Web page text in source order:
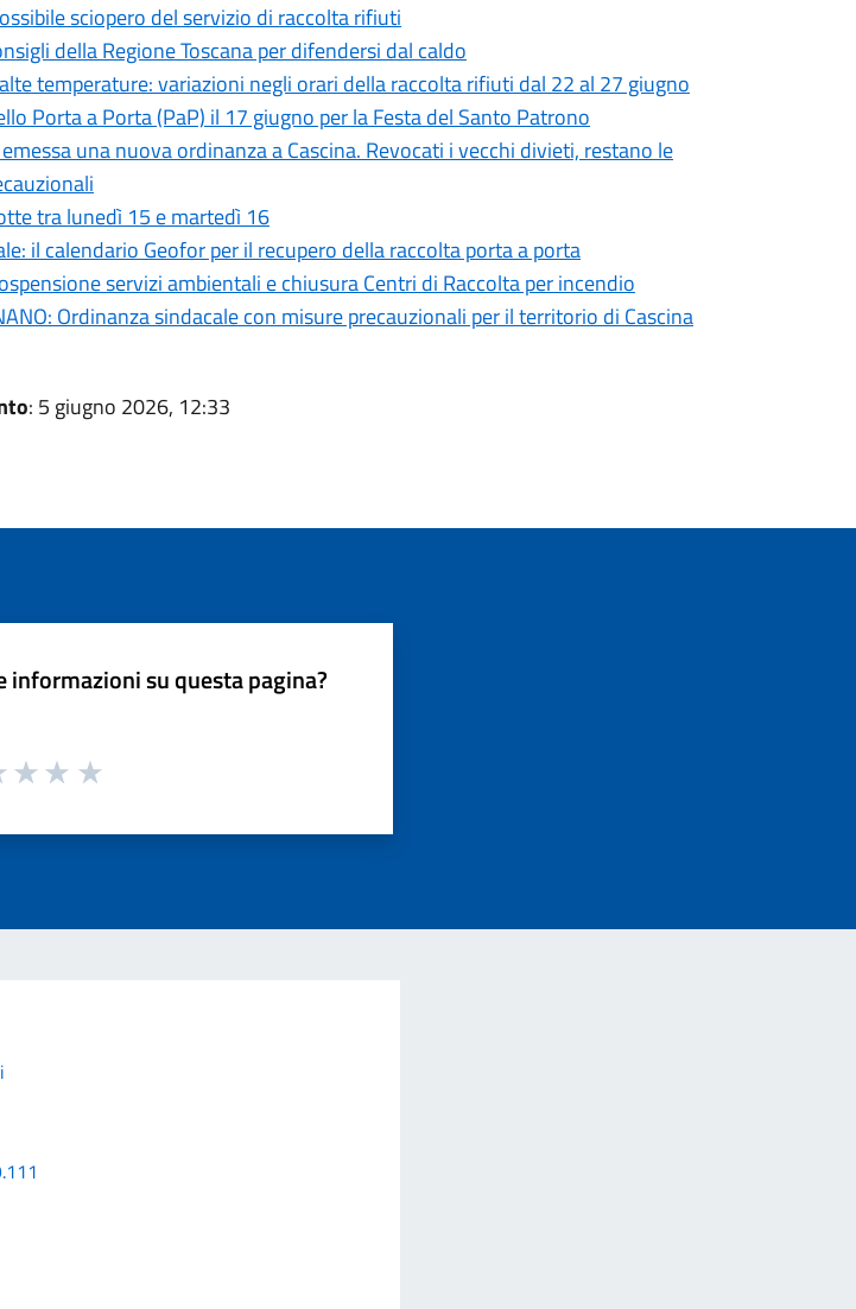
sciopero del servizio di raccolta rifiuti
della Regione Toscana per difendersi dal caldo
temperature: variazioni negli orari della raccolta rifiuti dal 22 al 27 giugno
Porta a Porta (PaP) il 17 giugno per la Festa del Santo Patrono
una nuova ordinanza a Cascina. Revocati i vecchi divieti, restano le
tra lunedì 15 e martedì 16
il calendario Geofor per il recupero della raccolta porta a porta
servizi ambientali e chiusura Centri di Raccolta per incendio
Ordinanza sindacale con misure precauzionali per il territorio di Cascina
: 5 giugno 2026, 12:33
informazioni su questa pagina?